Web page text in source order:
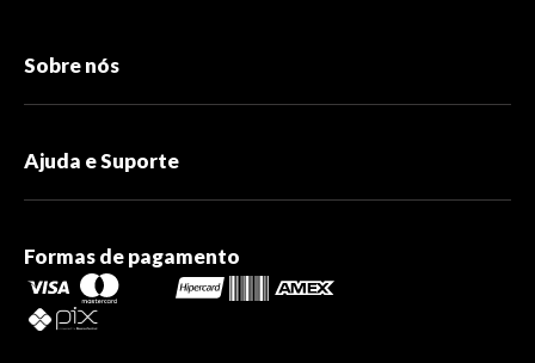
Sobre nós
Ajuda e Suporte
Formas de pagamento